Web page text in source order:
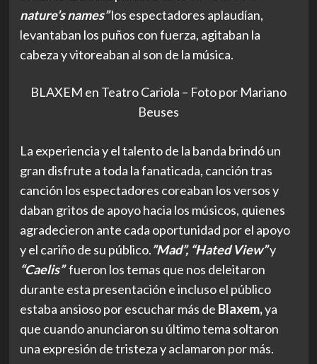
nature’s names”los espectadores aplaudían,
levantaban los puños con fuerza, agitaban la
cabeza y vitoreaban al son de la música.
BLAXEM en Teatro Cariola – Foto por Mariano
Beuses
La experiencia y el talento de la banda brindó un
gran disfrute a toda la fanaticada, canción tras
canción los espectadores coreaban los versos y
daban gritos de apoyo hacia los músicos, quienes
agradecieron ante cada oportunidad por el apoyo
y el cariño de su público.”Mad”, “Hated View”y
“Caelis”fueron los temas que nos deleitaron
durante esta presentación e incluso el público
estaba ansioso por escuchar más de Blaxem,ya
que cuando anunciaron su último tema soltaron
una expresión de tristeza y aclamaron por más.